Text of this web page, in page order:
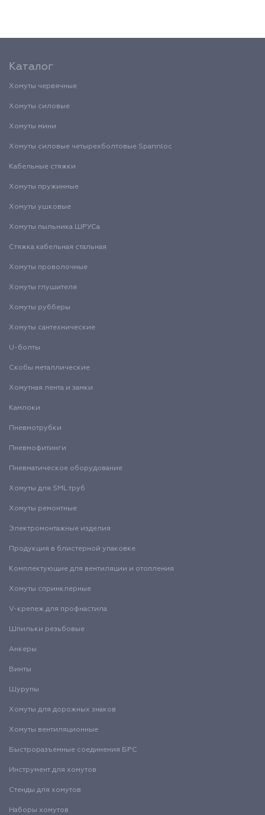
Каталог
Хомуты червячные
Хомуты силовые
Хомуты мини
Хомуты силовые четырехболтовые Spannloc
Кабельные стяжки
Хомуты пружинные
Хомуты ушковые
Хомуты пыльника ШРУСа
Стяжка кабельная стальная
Хомуты проволочные
Хомуты глушителя
Хомуты рубберы
Хомуты сантехнические
U-болты
Скобы металлические
Хомутная лента и замки
Камлоки
Пневмотрубки
Пневмофитинги
Пневматическое оборудование
Хомуты для SML труб
Хомуты ремонтные
Электромонтажные изделия
Продукция в блистерной упаковке
Комплектующие для вентиляции и отопления
Хомуты спринклерные
V-крепеж для профнастила
Шпильки резьбовые
Анкеры
Винты
Шурупы
Хомуты для дорожных знаков
Хомуты вентиляционные
Быстроразъемные соединения БРС
Инструмент для хомутов
Стенды для хомутов
Наборы хомутов